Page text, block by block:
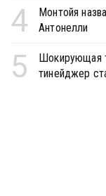
4
Монтойя
Антонелли
5
Шокирующая
тинейджер